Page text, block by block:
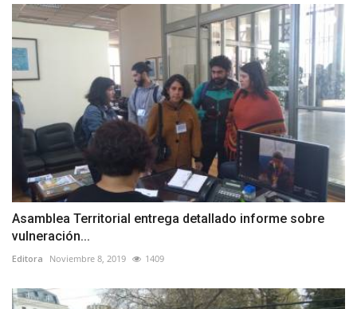
Asamblea Territorial entrega detallado informe sobre
vulneración...
Editora Noviembre 8, 2019 1409